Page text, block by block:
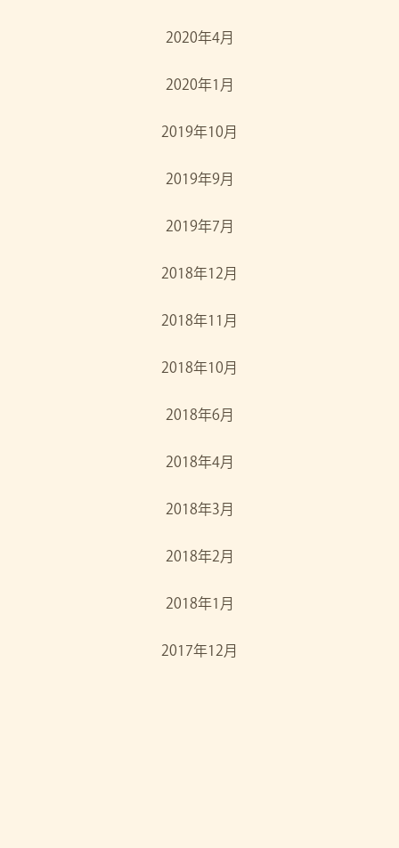
2020年4月
2020年1月
2019年10月
2019年9月
2019年7月
2018年12月
2018年11月
2018年10月
2018年6月
2018年4月
2018年3月
2018年2月
2018年1月
2017年12月